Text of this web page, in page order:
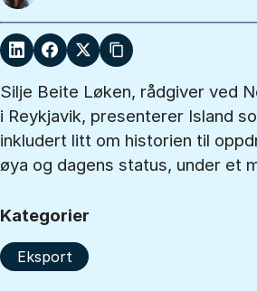
Silje Beite Løken, rådgiver ved
i Reykjavik, presenterer Island
inkludert litt om historien til
øya og dagens status, under et
Kategorier
Eksport